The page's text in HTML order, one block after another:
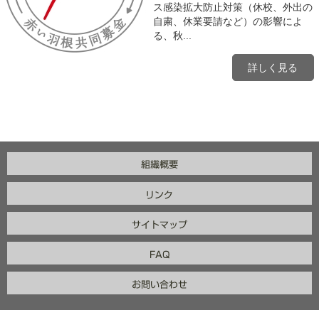
ス感染拡大防止対策（休校、外出の
自粛、休業要請など）の影響によ
る、秋...
詳しく見る